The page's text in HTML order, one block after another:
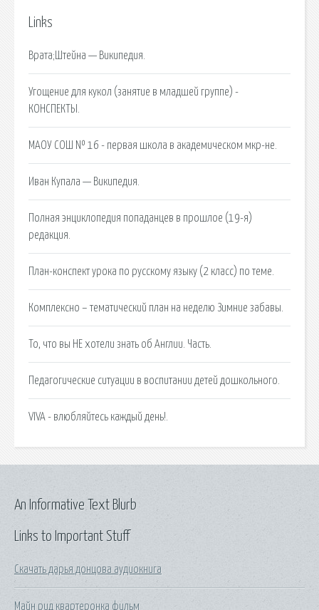
Links
Врата;Штейна — Википедия.
Угощение для кукол (занятие в младшей группе) -
КОНСПЕКТЫ.
МАОУ СОШ № 16 - первая школа в академическом мкр-не.
Иван Купала — Википедия.
Полная энциклопедия попаданцев в прошлое (19-я)
редакция.
План-конспект урока по русскому языку (2 класс) по теме.
Комплексно – тематический план на неделю Зимние забавы.
То, что вы НЕ хотели знать об Англии. Часть.
Педагогические ситуации в воспитании детей дошкольного.
VIVA - влюбляйтесь каждый день!.
Links to Important Stuff
Скачать дарья донцова аудиокнига
Майн рид квартеронка фильм
An Informative Text Blurb